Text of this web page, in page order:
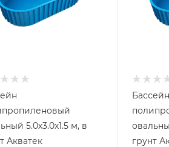
м, в
Акватек
Бассейн
овальный
грунт